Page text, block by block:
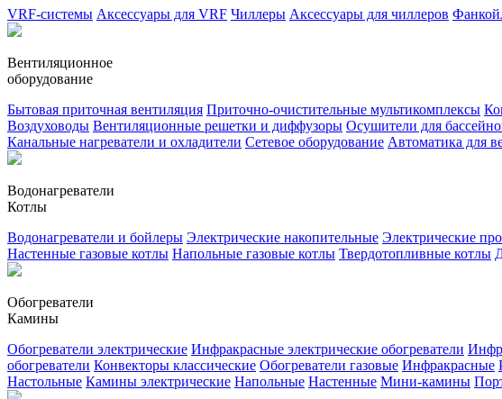
VRF-системы Аксессуары для VRF Чиллеры Аксессуары для чиллеров
Вентиляционное
оборудование
Бытовая приточная вентиляция Приточно-очистительные мультикомплексы
Воздуховоды Вентиляционные решетки и диффузоры Осушители для
Канальные нагреватели и охладители Сетевое оборудование Автоматика для
Водонагреватели
Котлы
Водонагреватели и бойлеры Электрические накопительные Электрические
Настенные газовые котлы Напольные газовые котлы Твердотопливные котлы
Обогреватели
Камины
Обогреватели электрические Инфракрасные электрические обогреватели
обогреватели Конвекторы классические Обогреватели газовые Инфракрасные
Настольные Камины электрические Напольные Настенные Мини-камины